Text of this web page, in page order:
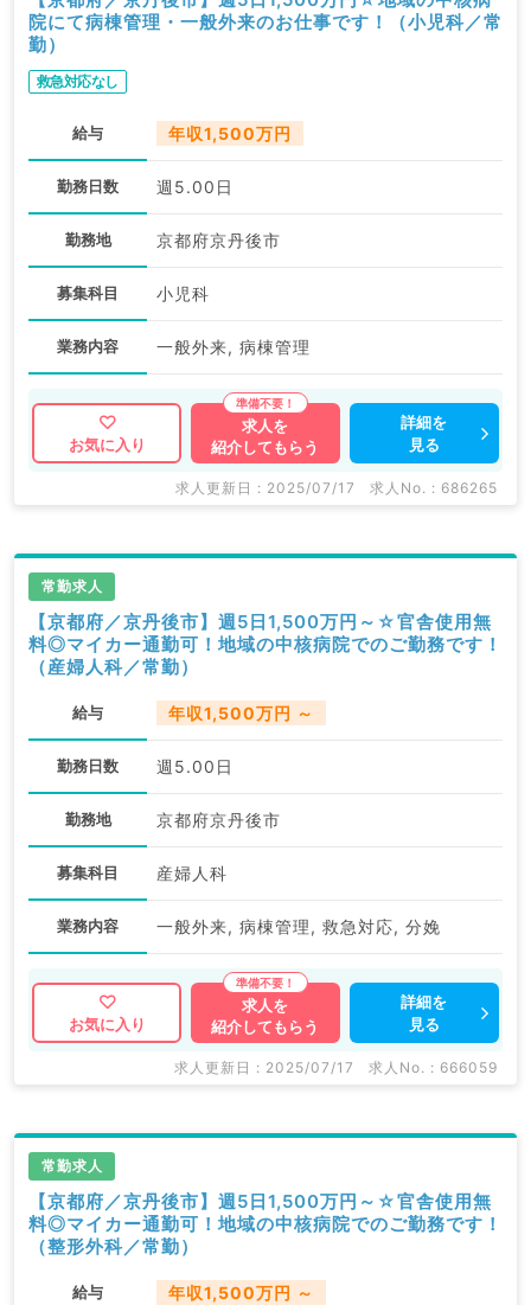
院にて病棟管理・一般外来のお仕事です！（小児科／常
勤）
救急対応なし
給与 年収1,500万円
勤務日数 週5.00日
勤務地 京都府京丹後市
募集科目 小児科
業務内容 一般外来, 病棟管理
お気に入り
求人を
紹介してもらう
詳細を
見る
求人更新日 : 2025/07/17 求人No. : 686265
常勤求人
【京都府／京丹後市】週5日1,500万円～☆官舎使用無
料◎マイカー通勤可！地域の中核病院でのご勤務です！
（産婦人科／常勤）
給与 年収1,500万円 ～
勤務日数 週5.00日
勤務地 京都府京丹後市
募集科目 産婦人科
業務内容 一般外来, 病棟管理, 救急対応, 分娩
お気に入り
求人を
紹介してもらう
詳細を
見る
求人更新日 : 2025/07/17 求人No. : 666059
常勤求人
【京都府／京丹後市】週5日1,500万円～☆官舎使用無
料◎マイカー通勤可！地域の中核病院でのご勤務です！
（整形外科／常勤）
給与 年収1,500万円 ～